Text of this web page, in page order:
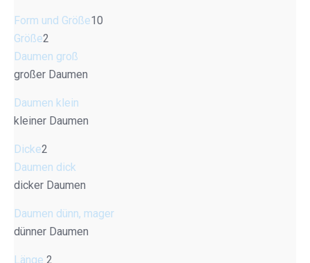
Form und Größe10
Größe2
Daumen groß
großer Daumen
Daumen klein
kleiner Daumen
Dicke2
Daumen dick
dicker Daumen
Daumen dünn, mager
dünner Daumen
Länge 2